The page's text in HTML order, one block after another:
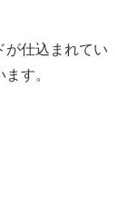
が仕込まれてい
す。